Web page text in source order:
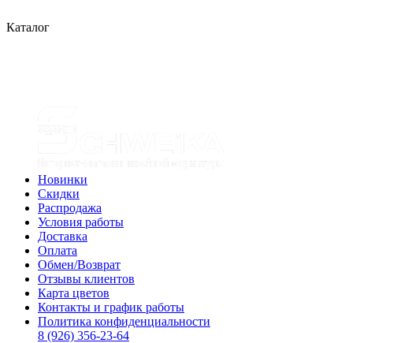
Каталог
Новинки
Скидки
Распродажа
Условия работы
Доставка
Оплата
Обмен/Возврат
Отзывы клиентов
Карта цветов
Контакты и график работы
Политика конфиденциальности
8 (926) 356-23-64